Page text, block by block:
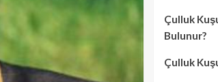
Çulluk
Bulunur?
Çulluk